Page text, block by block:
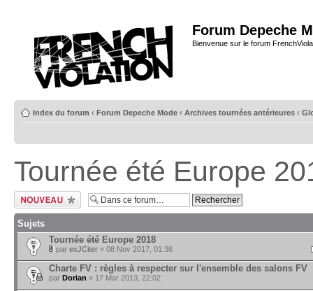
Forum Depeche
Bienvenue sur le forum
Index du forum ‹ Forum Depeche Mode ‹ Archives tournées antérieures ‹
Tournée été Europe
Ecrire un nouveau
sujet
Sujets
Tournée été Europe 2018
par exJCiter » 08 Nov 2017, 01:36
Charte FV : règles à respecter sur l'ensemble des salons FV
par Dorian » 17 Mar 2013, 22:02